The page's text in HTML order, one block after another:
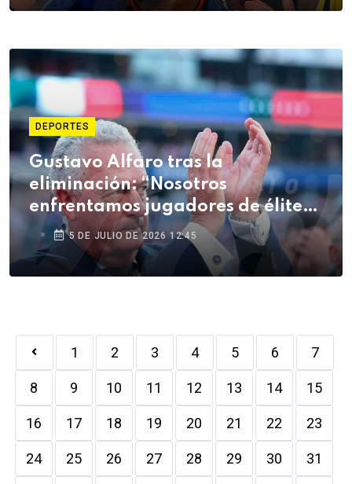
DEPORTES
Gustavo Alfaro tras la
eliminación: “Nosotros
enfrentamos jugadores de élite
mundial, los nuestros vienen de
vidas muy duras”
5 DE JULIO DE 2026 12:45
1 2 3 4 5 6 7
8 9 10 11 12 13 14 15
16 17 18 19 20 21 22 23
24 25 26 27 28 29 30 31